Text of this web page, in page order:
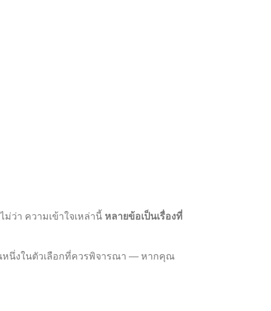
ว่า ความเข้าใจเหล่านี้ หลายข้อเป็นเรื่องที่
หนึ่งในตัวเลือกที่ควรพิจารณา — หากคุณ